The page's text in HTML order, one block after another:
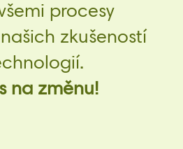
procesy
zkušeností
na změnu!